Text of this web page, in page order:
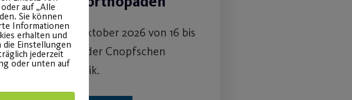
Am 07. Oktober 2026 von 16 bis
19 Uhr in der Cnopfschen
Kinderklinik.
auf „Alle
Sie können
Informationen
erhalten und
Einstellungen
jederzeit
oder unten auf